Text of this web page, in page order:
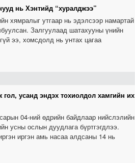
нь Хэнтийд “хуралджээ”
хямралыг утгаар нь эдэлсээр намартай
Залгуулаад шатахууны үнийн
ээ, хомсдолд нь унтах цагаа
усанд эндэх тохиолдол хамгийн их
04-ний өдрийн байдлаар нийслэлийн
усны ослын дуудлага бүртгэгдлээ.
иргэн амь насаа алдсаны 14 нь